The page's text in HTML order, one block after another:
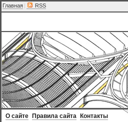
Главная | RSS
О сайте Правила сайта Контакты